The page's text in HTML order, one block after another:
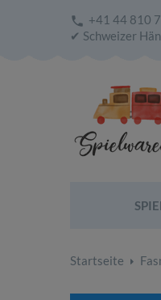
 +41 44 810
✔ Schweizer
Startseite